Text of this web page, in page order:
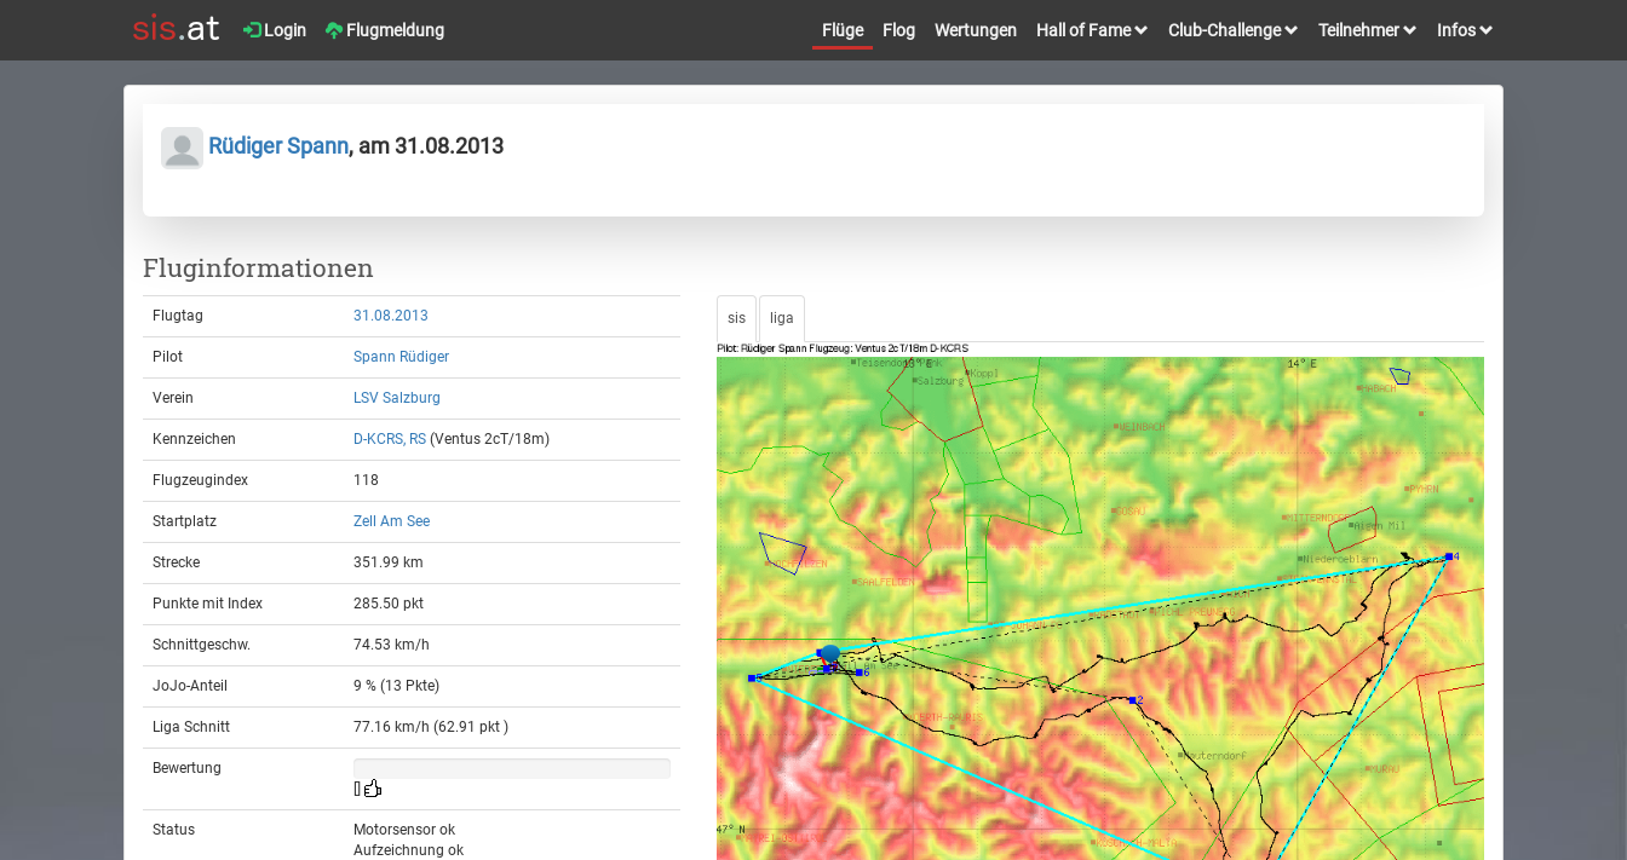
Login Flugmeldung Flüge Flog Wertungen Hall of Fame Club-Challenge Teilnehmer Infos
Rüdiger Spann, am 31.08.2013
Fluginformationen
Flugtag 31.08.2013
Pilot Spann Rüdiger
Verein LSV Salzburg
Kennzeichen D-KCRS, RS (Ventus 2cT/18m)
Flugzeugindex 118
Startplatz Zell Am See
Strecke 351.99 km
Punkte mit Index 285.50 pkt
Schnittgeschw. 74.53 km/h
JoJo-Anteil 9 % (13 Pkte)
Liga Schnitt 77.16 km/h (62.91 pkt )
Bewertung
[]
Status
Motorsensor ok
Aufzeichnung ok
sis liga